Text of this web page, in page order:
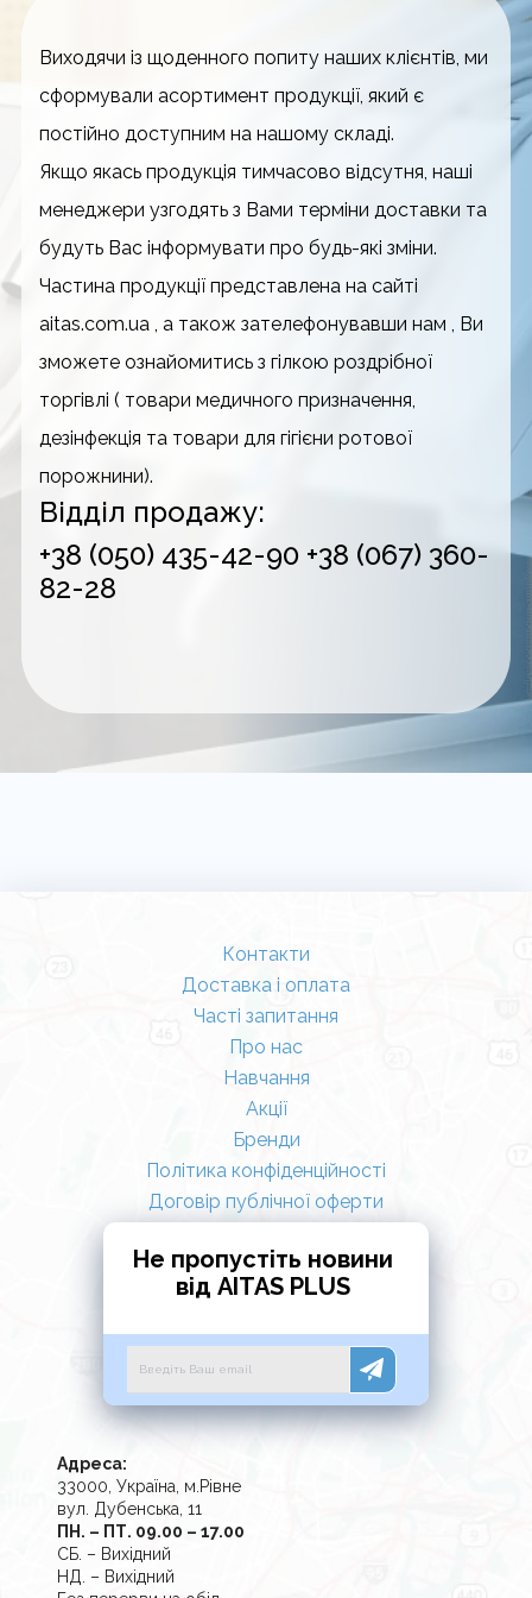
Виходячи із щоденного попиту наших клієнтів, ми
сформували асортимент продукції, який є
постійно доступним на нашому складі.
Якщо якась продукція тимчасово відсутня, наші
менеджери узгодять з Вами терміни доставки та
будуть Вас інформувати про будь-які зміни.
Частина продукції представлена на сайті
aitas.com.ua , а також зателефонувавши нам , Ви
зможете ознайомитись з гілкою роздрібної
торгівлі ( товари медичного призначення,
дезінфекція та товари для гігієни ротової
порожнини).
Відділ продажу:
+38 (050) 435-42-90 +38 (067) 360-
82-28
Контакти
Доставка і оплата
Часті запитання
Про нас
Навчання
Акції
Бренди
Політика конфіденційності
Договір публічної оферти
Не пропустіть новини
від AITAS PLUS
Адреса:
33000, Україна, м.Рівне
вул. Дубенська, 11
ПН. – ПТ. 09.00 – 17.00
СБ. – Вихідний
НД. – Вихідний